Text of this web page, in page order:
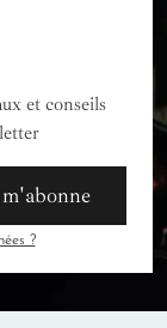
et conseils
m'abonne
?